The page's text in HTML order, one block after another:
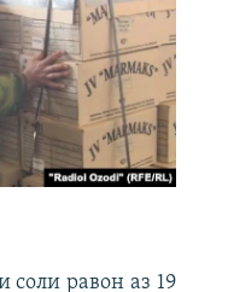
соли равон аз 19